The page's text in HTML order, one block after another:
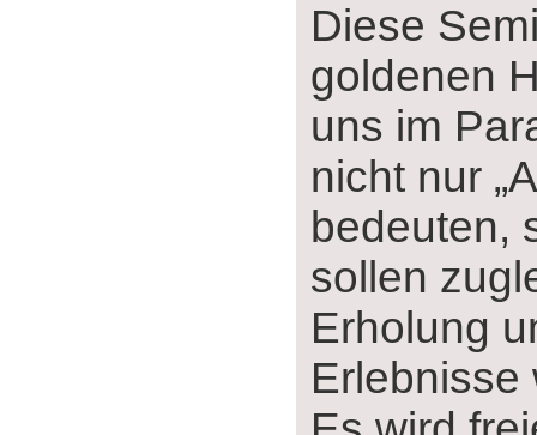
Diese
goldenen
uns im
nicht nur
bedeuten,
sollen
Erholung
Erlebnisse